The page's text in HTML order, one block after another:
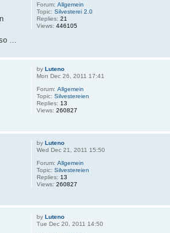
Forum:Allgemein
Topic:Silvesterei 2.0
Replies:21
Views:446105
...
byLuteno
Mon Dec 26, 2011 17:41
Forum:Allgemein
Topic:Silvestereien
Replies: 13
Views:260827
byLuteno
Wed Dec 21, 2011 15:50
Forum:Allgemein
Topic:Silvestereien
Replies: 13
Views:260827
byLuteno
Tue Dec 20, 2011 14:50